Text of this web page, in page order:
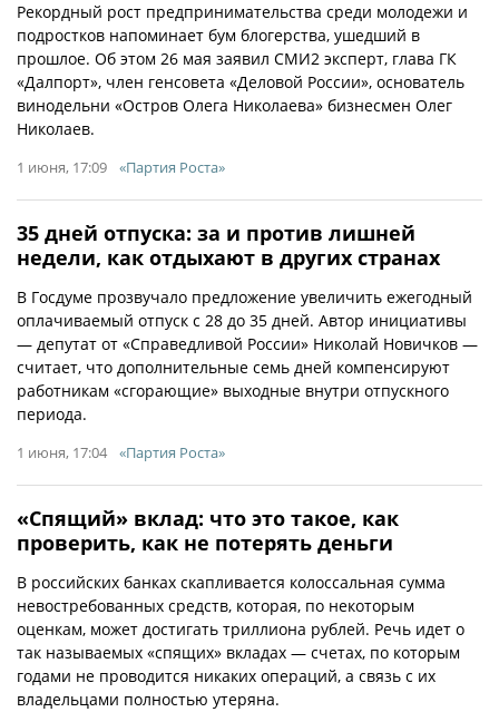
Рекордный рост предпринимательства среди молодежи и
подростков напоминает бум блогерства, ушедший в
прошлое. Об этом 26 мая заявил СМИ2 эксперт, глава ГК
«Далпорт», член генсовета «Деловой России», основатель
винодельни «Остров Олега Николаева» бизнесмен Олег
Николаев.
1 июня, 17:09 «Партия Роста»
35 дней отпуска: за и против лишней
недели, как отдыхают в других странах
В Госдуме прозвучало предложение увеличить ежегодный
оплачиваемый отпуск с 28 до 35 дней. Автор инициативы
— депутат от «Справедливой России» Николай Новичков —
считает, что дополнительные семь дней компенсируют
работникам «сгорающие» выходные внутри отпускного
периода.
1 июня, 17:04 «Партия Роста»
«Спящий» вклад: что это такое, как
проверить, как не потерять деньги
В российских банках скапливается колоссальная сумма
невостребованных средств, которая, по некоторым
оценкам, может достигать триллиона рублей. Речь идет о
так называемых «спящих» вкладах — счетах, по которым
годами не проводится никаких операций, а связь с их
владельцами полностью утеряна.